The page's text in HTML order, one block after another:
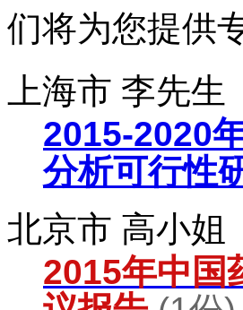
们将为您提供
上海市 李先
2015-2020
分析可行性
北京市 高小姐
2015年中国